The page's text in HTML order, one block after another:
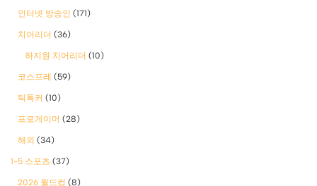
인터넷 방송인 (171)
치어리더 (36)
하지원 치어리더 (10)
코스프레 (59)
틱톡커 (10)
프로게이머 (28)
해외 (34)
1-5 스포츠 (37)
2026 월드컵 (8)